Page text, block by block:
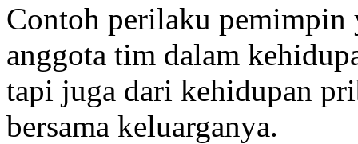
Contoh perilaku pemimpin
anggota tim dalam
tapi juga dari kehidupan
bersama keluarganya.